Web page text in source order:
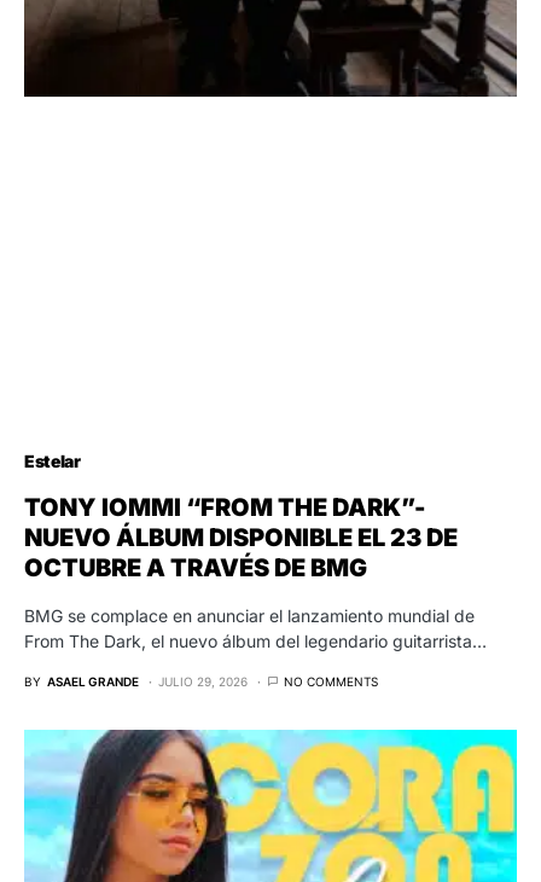
Estelar
TONY IOMMI “FROM THE DARK”-
NUEVO ÁLBUM DISPONIBLE EL 23 DE
OCTUBRE A TRAVÉS DE BMG
BMG se complace en anunciar el lanzamiento mundial de
From The Dark, el nuevo álbum del legendario guitarrista…
BY ASAEL GRANDE JULIO 29, 2026 NO COMMENTS